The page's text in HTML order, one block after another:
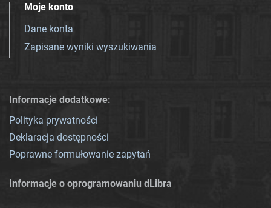
Moje konto
Dane konta
Zapisane wyniki wyszukiwania
Informacje dodatkowe:
Polityka prywatności
Deklaracja dostępności
Poprawne formułowanie zapytań
Informacje o oprogramowaniu dLibra